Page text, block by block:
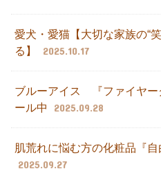
愛犬・愛猫【大切な家族の“
る】
2025.10.17
ブルーアイス 『ファイヤ
ール中
2025.09.28
肌荒れに悩む方の化粧品『自
2025.09.27